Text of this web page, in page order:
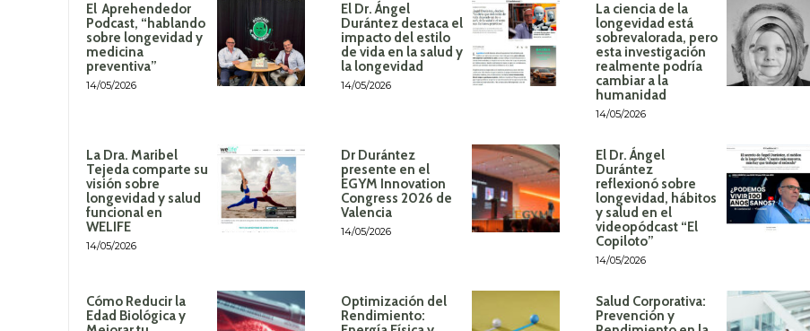
El Aprehendedor
Podcast, “hablando
sobre longevidad y
medicina
preventiva”
14/05/2026
El Dr. Ángel
Durántez destaca el
impacto del estilo
de vida en la salud y
la longevidad
14/05/2026
La ciencia de la
longevidad está
sobrevalorada, pero
esta investigación
realmente podría
cambiar a la
humanidad
14/05/2026
La Dra. Maribel
Tejeda comparte su
visión sobre
longevidad y salud
funcional en
WELIFE
14/05/2026
Dr Durántez
presente en el
EGYM Innovation
Congress 2026 de
Valencia
14/05/2026
El Dr. Ángel
Durántez
reflexionó sobre
longevidad, hábitos
y salud en el
videopódcast “El
Copiloto”
14/05/2026
Cómo Reducir la
Edad Biológica y
Optimización del
Rendimiento:
Salud Corporativa:
Prevención y